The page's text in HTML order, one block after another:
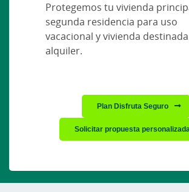
Protegemos tu vivienda
segunda residencia para uso
vacacional y vivienda
alquiler.
Plan Disfruta Seguro
Solicitar propuesta